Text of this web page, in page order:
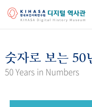
걸어온 길 기관 변천사
숫자로 보는 50
50 Years in Numbers